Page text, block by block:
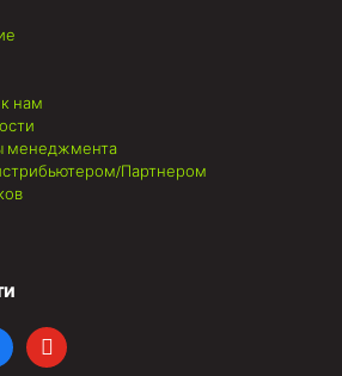
нам
менеджмента
Партнером
youtube